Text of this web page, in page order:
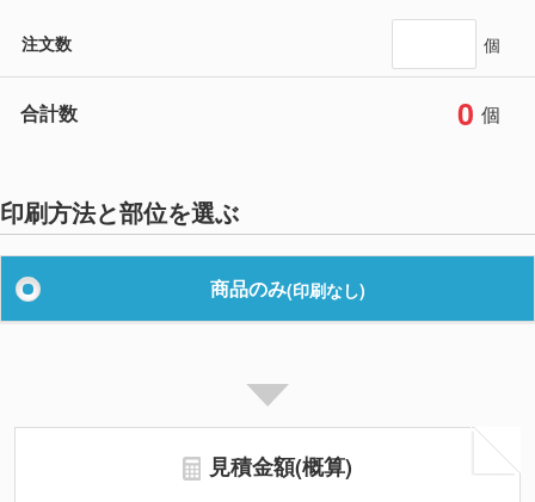
注文数 個
合計数 0 個
印刷方法と部位を選ぶ
商品のみ(印刷なし)
見積金額(概算)